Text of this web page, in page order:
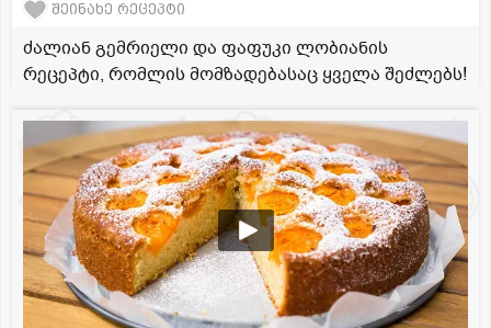
შეინახე რეცეპტი
ძალიან გემრიელი და ფაფუკი ლობიანის
რეცეპტი, რომლის მომზადებასაც ყველა შეძლებს!